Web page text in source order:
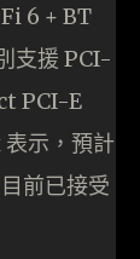
6 + BT
支援 PCI-
PCI-E
示，預計
前已接受